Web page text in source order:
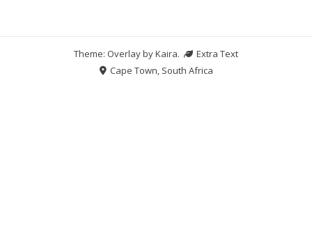
Theme: Overlay byKaira.
Extra Text
Cape Town, South Africa